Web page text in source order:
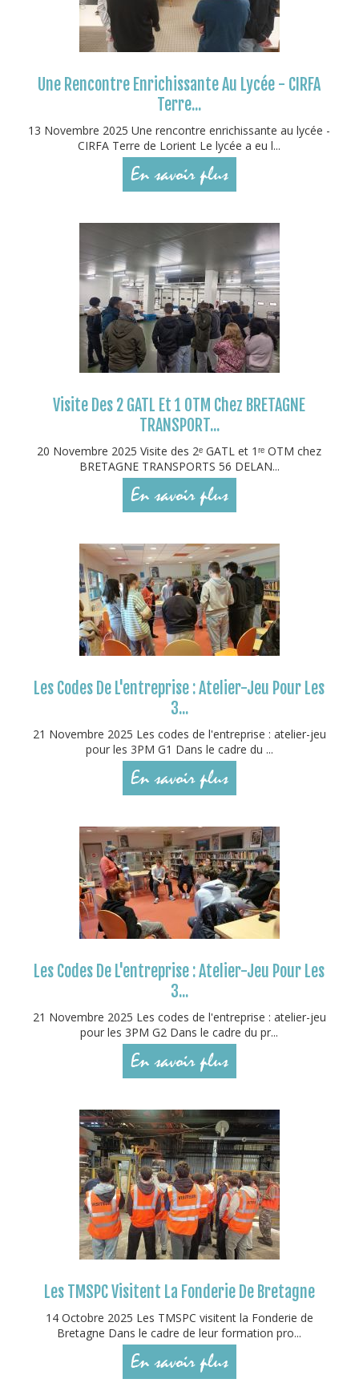
Une Rencontre Enrichissante Au Lycée - CIRFA
Terre...
13 Novembre 2025 Une rencontre enrichissante au lycée -
CIRFA Terre de Lorient Le lycée a eu l...
En savoir plus
Visite Des 2 GATL Et 1 OTM Chez BRETAGNE
TRANSPORT...
20 Novembre 2025 Visite des 2ᵉ GATL et 1ʳᵉ OTM chez
BRETAGNE TRANSPORTS 56 DELAN...
En savoir plus
Les Codes De L'entreprise : Atelier-Jeu Pour Les
3...
21 Novembre 2025 Les codes de l'entreprise : atelier-jeu
pour les 3PM G1 Dans le cadre du ...
En savoir plus
Les Codes De L'entreprise : Atelier-Jeu Pour Les
3...
21 Novembre 2025 Les codes de l'entreprise : atelier-jeu
pour les 3PM G2 Dans le cadre du pr...
En savoir plus
Les TMSPC Visitent La Fonderie De Bretagne
14 Octobre 2025 Les TMSPC visitent la Fonderie de
Bretagne Dans le cadre de leur formation pro...
En savoir plus